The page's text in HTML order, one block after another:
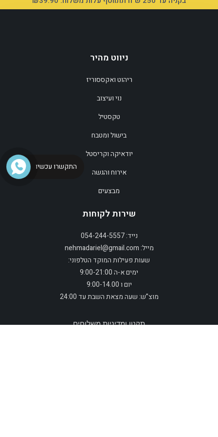
ניווט מהיר
ריהוט ואקססוריז
נוי ועיצוב
טקסטיל
בישול ומטבח
יודאיקה וקריסטל
אירוח והגשה
מבצעים
שירות לקוחות
נייד: 054-244-5557
מייל: nehmadariel@gmail.com
שעות פעילות המוקד הטלפוני:
ימים א-ה 9:00-21:00
יום ו 9:00-14.00
מוצ”ש: שעה מצאת השבת עד 24:00
תקנון ומדיניות משלוחים
התקשרו עכשיו